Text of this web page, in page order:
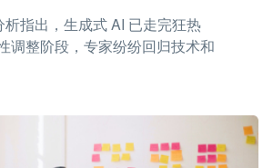
析指出，生成式 AI 已走完狂热
调整阶段，专家纷纷回归技术和